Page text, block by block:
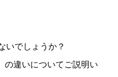
いでしょうか？
の違いについてご説明い